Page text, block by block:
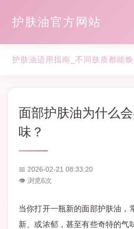
护肤油官方网站
护肤油适用指南_不同肤质都能
面部护肤油为什么
味？
📅 2026-02-21 08:33:20
👁 浏览6次
当你打开一瓶新的面部护肤油，
新、或浓郁，甚至有些奇特的气